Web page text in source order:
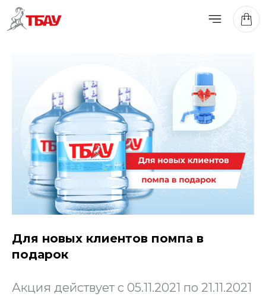
Для новых клиентов помпа в
подарок
Акция действует с 05.11.2021 по 21.11.2021